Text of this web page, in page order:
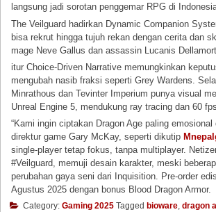
langsung jadi sorotan penggemar RPG di
The Veilguard hadirkan Dynamic Companion
bisa rekrut hingga tujuh rekan dengan cerita dan
mage Neve Gallus dan assassin Lucanis
itur Choice-Driven Narrative memungkinkan
mengubah nasib fraksi seperti Grey Wardens.
Minrathous dan Tevinter Imperium punya visual
Unreal Engine 5, mendukung ray tracing dan 60 fps.
“Kami ingin ciptakan Dragon Age paling emosional
direktur game Gary McKay, seperti dikutip
single-player tetap fokus, tanpa multiplayer.
#Veilguard, memuji desain karakter, meski
perubahan gaya seni dari Inquisition. Pre-order
Agustus 2025 dengan bonus Blood Dragon Armor.
Category: Gaming 2025 Tagged bioware, dragon